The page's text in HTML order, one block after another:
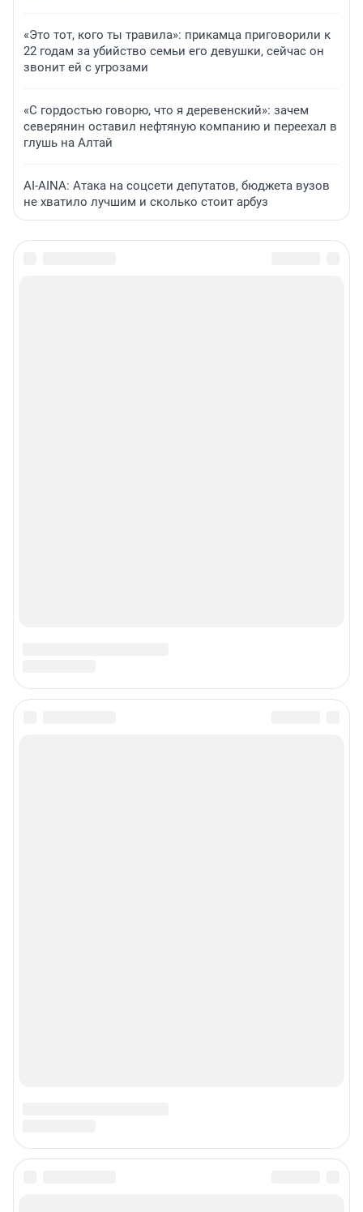
«Это тот, кого ты травила»: прикамца приговорили к
22 годам за убийство семьи его девушки, сейчас он
звонит ей с угрозами
«С гордостью говорю, что я деревенский»: зачем
северянин оставил нефтяную компанию и переехал в
глушь на Алтай
AI-AINA: Атака на соцсети депутатов, бюджета вузов
не хватило лучшим и сколько стоит арбуз